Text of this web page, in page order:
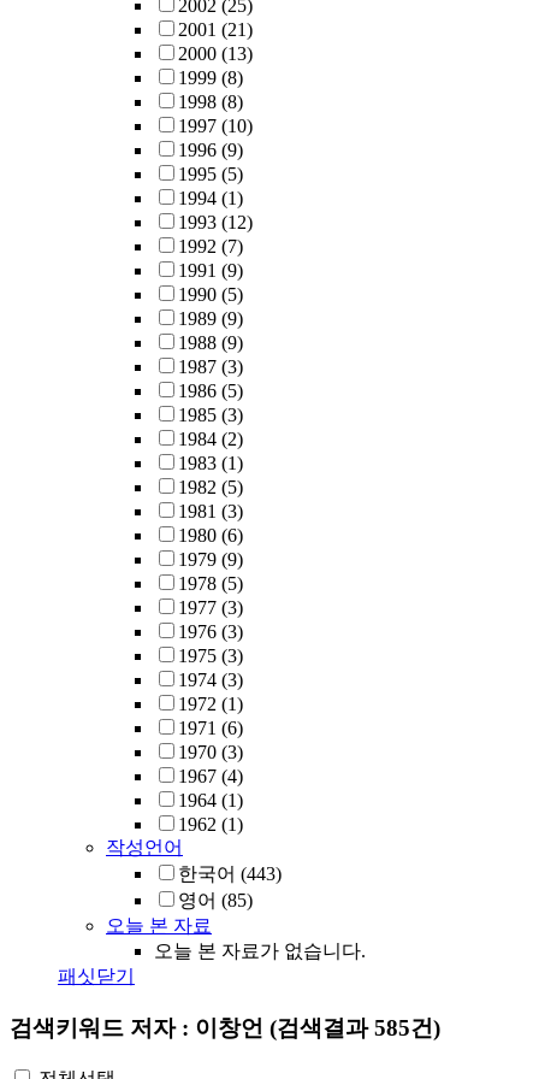
2002 (25)
2001 (21)
2000 (13)
1999 (8)
1998 (8)
1997 (10)
1996 (9)
1995 (5)
1994 (1)
1993 (12)
1992 (7)
1991 (9)
1990 (5)
1989 (9)
1988 (9)
1987 (3)
1986 (5)
1985 (3)
1984 (2)
1983 (1)
1982 (5)
1981 (3)
1980 (6)
1979 (9)
1978 (5)
1977 (3)
1976 (3)
1975 (3)
1974 (3)
1972 (1)
1971 (6)
1970 (3)
1967 (4)
1964 (1)
1962 (1)
작성언어
한국어 (443)
영어 (85)
오늘 본 자료
오늘 본 자료가 없습니다.
패싯닫기
검색키워드 저자 : 이창언 (검색결과 585건)